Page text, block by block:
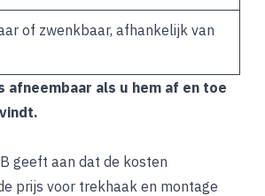
of zwenkbaar, afhankelijk van
als u hem af en toe
geeft aan dat de kosten
prijs voor trekhaak en montage